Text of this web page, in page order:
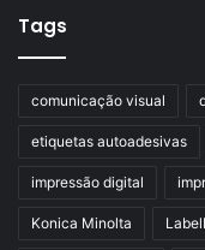
Tags
comunicação visual
etiquetas autoadesivas
impressão digital
Konica Minolta